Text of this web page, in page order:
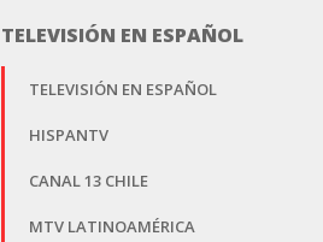
TELEVISIÓN EN ESPAÑOL
TELEVISIÓN EN ESPAÑOL
HISPANTV
CANAL 13 CHILE
MTV LATINOAMÉRICA